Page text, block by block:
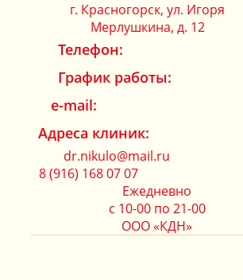
ЗАПИСАТЬСЯ НА
г. Красногорск, ул. Игоря
Мерлушкина, д. 12
Телефон:
График работы:
e-mail:
Адреса клиник:
dr.nikulo@mail.ru
8 (916) 168 07 07
Ежедневно
с 10-00 по 21-00
ООО «КДН»